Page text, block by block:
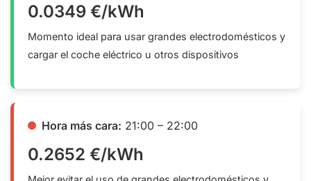
0.0349 €/kWh
Momento ideal para usar grandes electrodomésticos y
cargar el coche eléctrico u otros dispositivos
Hora más cara: 21:00 – 22:00
0.2652 €/kWh